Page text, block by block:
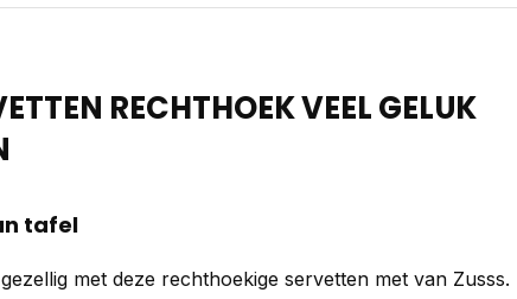
RECHTHOEK VEEL GELUK
tafel
met deze rechthoekige servetten met van Zusss.